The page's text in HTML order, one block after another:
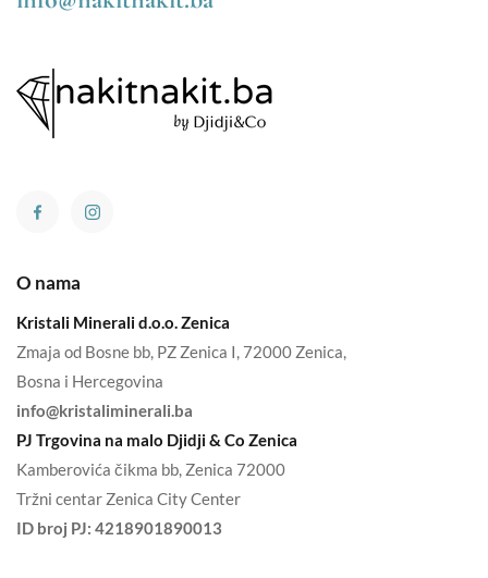
O nama
Kristali Minerali d.o.o. Zenica
Zmaja od Bosne bb, PZ Zenica I, 72000 Zenica,
Bosna i Hercegovina
info@kristaliminerali.ba
PJ Trgovina na malo Djidji & Co Zenica
Kamberovića čikma bb, Zenica 72000
Tržni centar Zenica City Center
ID broj PJ: 4218901890013